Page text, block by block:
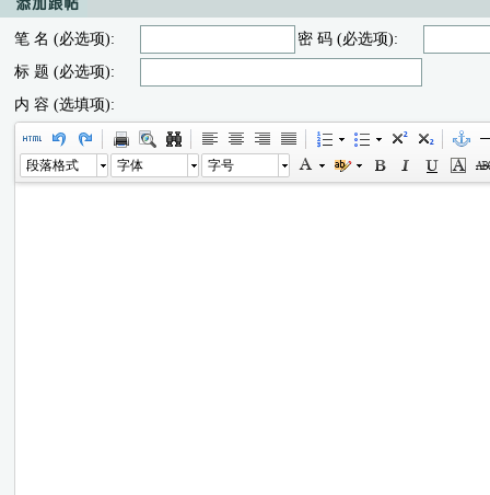
笔 名 (必选项):
密 码 (必选项):
标 题 (必选项):
内 容 (选填项):
段落格式 字体 字号